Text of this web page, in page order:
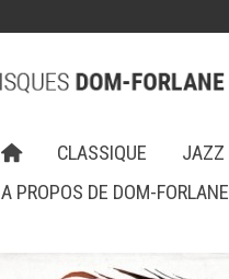
CLASSIQUE JAZZ
A PROPOS DE DOM-FORLANE